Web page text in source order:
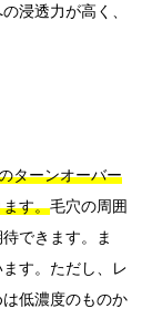
浸透力が高く、
ターンオーバー
す。毛穴の周囲
できます。ま
す。ただし、レ
低濃度のものか